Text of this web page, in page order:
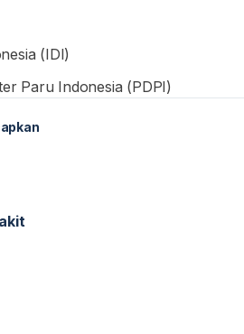
(IDI)
Paru Indonesia (PDPI)